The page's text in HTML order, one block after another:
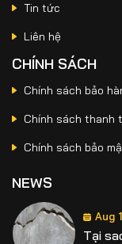
Tin tức
Liên hệ
CHÍNH SÁCH
Chính sách bảo
Chính sách thanh
Chính sách bảo
NEWS
Trong
Jun
Bằng
Aug
Tại